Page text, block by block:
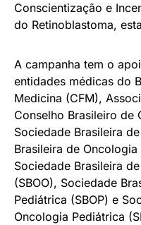
Conscientização e
do Retinoblastoma,
A campanha tem o
entidades médicas do
Medicina (CFM),
Conselho Brasileiro de
Sociedade Brasileira
Brasileira de Oncologia
Sociedade Brasileira
(SBOO), Sociedade
Pediátrica (SBOP) e
Oncologia Pediátrica